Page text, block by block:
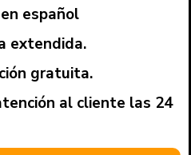
español
extendida.
gratuita.
al cliente las 24